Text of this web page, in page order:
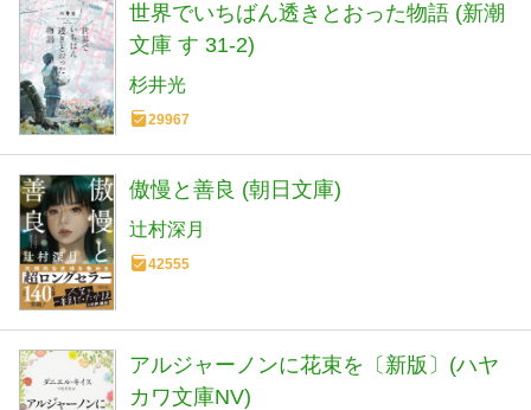
世界でいちばん透きとおった物語 (新潮
文庫 す 31-2)
杉井光
29967
傲慢と善良 (朝日文庫)
辻村深月
42555
アルジャーノンに花束を〔新版〕(ハヤ
カワ文庫NV)